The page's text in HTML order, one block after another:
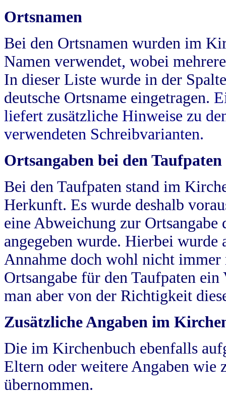
Ortsnamen
Bei den Ortsnamen wurden im
Namen verwendet, wobei
In dieser Liste wurde in der
deutsche Ortsname eingetragen.
liefert zusätzliche Hinweise zu
verwendeten Schreibvarianten.
Ortsangaben bei den Taufpaten
Bei den Taufpaten stand im
Herkunft. Es wurde deshalb
eine Abweichung zur
angegeben wurde. Hierbei wurde
Annahme doch wohl nicht
Ortsangabe für den Taufpaten
man aber von der Richtigkeit
Zusätzliche Angaben im
Die im Kirchenbuch ebenfalls
Eltern oder weitere Angaben wie
übernommen.